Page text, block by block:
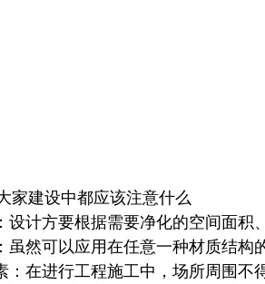
建设中都应该注意什么
方要根据需要净化的空间面积、
可以应用在任意一种材质结构
进行工程施工中，场所周围不